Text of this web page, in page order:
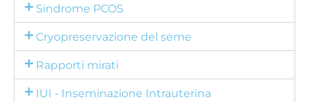
Sindrome PCOS
Cryopreservazione del seme
Rapporti mirati
IUI - Inseminazione Intrauterina